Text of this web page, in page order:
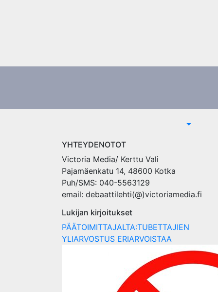
YHTEYDENOTOT
Victoria Media/ Kerttu Vali
Pajamäenkatu 14, 48600 Kotka
Puh/SMS: 040-5563129
email: debaattilehti(@)victoriamedia.fi
Lukijan kirjoitukset
PÄÄTOIMITTAJALTA:TUBETTAJIEN
YLIARVOSTUS ERIARVOISTAA